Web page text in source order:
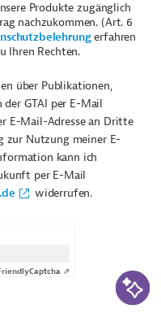
Produkte zugänglich
nachzukommen. (Art. 6
erfahren
Ihren Rechten.
über Publikationen,
GTAI per E-Mail
E-Mail-Adresse an Dritte
Nutzung meiner E-
kann ich
per E-Mail
widerrufen.
Captcha ⇗ KI-